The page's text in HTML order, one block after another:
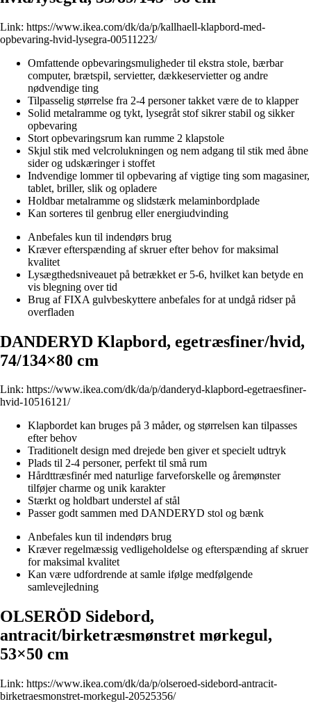
Link: https://www.ikea.com/dk/da/p/kallhaell-klapbord-med-
opbevaring-hvid-lysegra-00511223/
Omfattende opbevaringsmuligheder til ekstra stole, bærbar
computer, brætspil, servietter, dækkeservietter og andre
nødvendige ting
Tilpasselig størrelse fra 2-4 personer takket være de to klapper
Solid metalramme og tykt, lysegråt stof sikrer stabil og sikker
opbevaring
Stort opbevaringsrum kan rumme 2 klapstole
Skjul stik med velcrolukningen og nem adgang til stik med åbne
sider og udskæringer i stoffet
Indvendige lommer til opbevaring af vigtige ting som magasiner,
tablet, briller, slik og opladere
Holdbar metalramme og slidstærk melaminbordplade
Kan sorteres til genbrug eller energiudvinding
Anbefales kun til indendørs brug
Kræver efterspænding af skruer efter behov for maksimal
kvalitet
Lysægthedsniveauet på betrækket er 5-6, hvilket kan betyde en
vis blegning over tid
Brug af FIXA gulvbeskyttere anbefales for at undgå ridser på
overfladen
DANDERYD Klapbord, egetræsfiner/hvid,
74/134×80 cm
Link: https://www.ikea.com/dk/da/p/danderyd-klapbord-egetraesfiner-
hvid-10516121/
Klapbordet kan bruges på 3 måder, og størrelsen kan tilpasses
efter behov
Traditionelt design med drejede ben giver et specielt udtryk
Plads til 2-4 personer, perfekt til små rum
Hårdttræsfinér med naturlige farveforskelle og åremønster
tilføjer charme og unik karakter
Stærkt og holdbart understel af stål
Passer godt sammen med DANDERYD stol og bænk
Anbefales kun til indendørs brug
Kræver regelmæssig vedligeholdelse og efterspænding af skruer
for maksimal kvalitet
Kan være udfordrende at samle ifølge medfølgende
samlevejledning
OLSERÖD Sidebord,
antracit/birketræsmønstret mørkegul,
53×50 cm
Link: https://www.ikea.com/dk/da/p/olseroed-sidebord-antracit-
birketraesmonstret-morkegul-20525356/